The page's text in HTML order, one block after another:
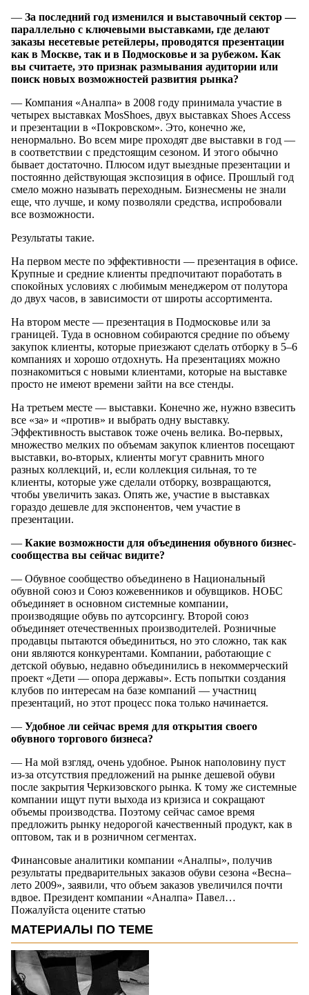
— За последний год изменился и выставочный сектор —
параллельно с ключевыми выставками, где делают
заказы несетевые ретейлеры, проводятся презентации
как в Москве, так и в Подмосковье и за рубежом. Как
вы считаете, это признак размывания аудитории или
поиск новых возможностей развития рынка?
— Компания «Аналпа» в 2008 году принимала участие в
четырех выставках MosShoes, двух выставках Shoes Access
и презентации в «Покровском». Это, конечно же,
ненормально. Во всем мире проходят две выставки в год —
в соответствии с предстоящим сезоном. И этого обычно
бывает достаточно. Плюсом идут выездные презентации и
постоянно действующая экспозиция в офисе. Прошлый год
смело можно называть переходным. Бизнесмены не знали
еще, что лучше, и кому позволяли средства, испробовали
все возможности.
Результаты такие.
На первом месте по эффективности — презентация в офисе.
Крупные и средние клиенты предпочитают поработать в
спокойных условиях с любимым менеджером от полутора
до двух часов, в зависимости от широты ассортимента.
На втором месте — презентация в Подмосковье или за
границей. Туда в основном собираются средние по объему
закупок клиенты, которые приезжают сделать отборку в 5–6
компаниях и хорошо отдохнуть. На презентациях можно
познакомиться с новыми клиентами, которые на выставке
просто не имеют времени зайти на все стенды.
На третьем месте — выставки. Конечно же, нужно взвесить
все «за» и «против» и выбрать одну выставку.
Эффективность выставок тоже очень велика. Во-первых,
множество мелких по объемам закупок клиентов посещают
выставки, во-вторых, клиенты могут сравнить много
разных коллекций, и, если коллекция сильная, то те
клиенты, которые уже сделали отборку, возвращаются,
чтобы увеличить заказ. Опять же, участие в выставках
гораздо дешевле для экспонентов, чем участие в
презентации.
— Какие возможности для объединения обувного бизнес-
сообщества вы сейчас видите?
— Обувное сообщество объединено в Национальный
обувной союз и Союз кожевенников и обувщиков. НОБС
объединяет в основном системные компании,
производящие обувь по аутсорсингу. Второй союз
объединяет отечественных производителей. Розничные
продавцы пытаются объединиться, но это сложно, так как
они являются конкурентами. Компании, работающие с
детской обувью, недавно объединились в некоммерческий
проект «Дети — опора державы». Есть попытки создания
клубов по интересам на базе компаний — участниц
презентаций, но этот процесс пока только начинается.
— Удобное ли сейчас время для открытия своего
обувного торгового бизнеса?
— На мой взгляд, очень удобное. Рынок наполовину пуст
из-за отсутствия предложений на рынке дешевой обуви
после закрытия Черкизовского рынка. К тому же системные
компании ищут пути выхода из кризиса и сокращают
объемы производства. Поэтому сейчас самое время
предложить рынку недорогой качественный продукт, как в
оптовом, так и в розничном сегментах.
Финансовые аналитики компании «Аналпы», получив
результаты предварительных заказов обуви сезона «Весна–
лето 2009», заявили, что объем заказов увеличился почти
вдвое. Президент компании «Аналпа» Павел…
Пожалуйста оцените статью
МАТЕРИАЛЫ ПО ТЕМЕ